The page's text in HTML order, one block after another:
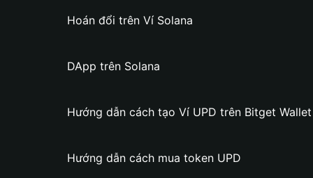
Hoán đổi trên Ví Solana
DApp trên Solana
Hướng dẫn cách tạo Ví UPD trên Bitget Wallet
Hướng dẫn cách mua token UPD